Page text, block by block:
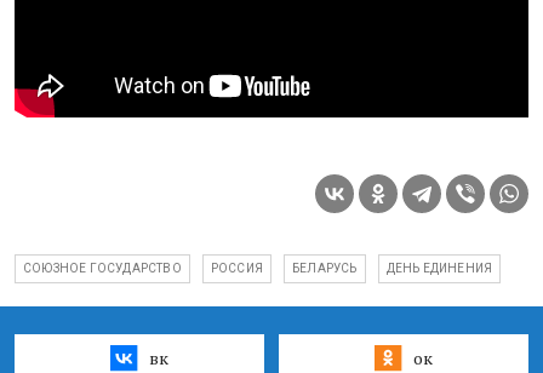
СОЮЗНОЕ ГОСУДАРСТВО РОССИЯ БЕЛАРУСЬ ДЕНЬ ЕДИНЕНИЯ
вк ок